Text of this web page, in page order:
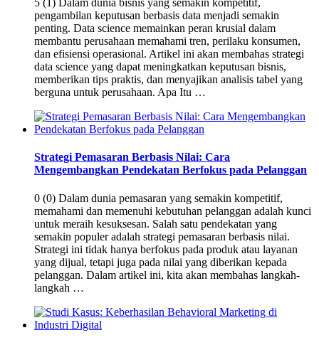
5 (1) Dalam dunia bisnis yang semakin kompetitif,
pengambilan keputusan berbasis data menjadi semakin
penting. Data science memainkan peran krusial dalam
membantu perusahaan memahami tren, perilaku konsumen,
dan efisiensi operasional. Artikel ini akan membahas strategi
data science yang dapat meningkatkan keputusan bisnis,
memberikan tips praktis, dan menyajikan analisis tabel yang
berguna untuk perusahaan. Apa Itu …
Strategi Pemasaran Berbasis Nilai: Cara
Mengembangkan Pendekatan Berfokus pada Pelanggan
0 (0) Dalam dunia pemasaran yang semakin kompetitif,
memahami dan memenuhi kebutuhan pelanggan adalah kunci
untuk meraih kesuksesan. Salah satu pendekatan yang
semakin populer adalah strategi pemasaran berbasis nilai.
Strategi ini tidak hanya berfokus pada produk atau layanan
yang dijual, tetapi juga pada nilai yang diberikan kepada
pelanggan. Dalam artikel ini, kita akan membahas langkah-
langkah …